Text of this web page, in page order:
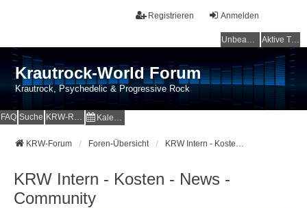
Anmelden
Registrieren
Unbeantwortete Themen Aktive Themen
Krautrock-World Forum
Krautrock, Psychedelic & Progressive Rock
FAQ Suche KRW-Radio Kalender
KRW-Forum Foren-Übersicht KRW Intern - Kosten - News - Community
KRW Intern - Kosten - News -
Community